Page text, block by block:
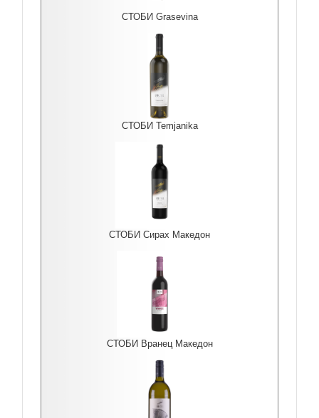
СТОБИ Grasevina
СТОБИ Temjanika
СТОБИ Сирах Македон
СТОБИ Вранец Македон